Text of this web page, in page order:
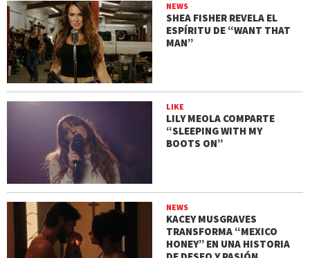
NEWS
SHEA FISHER REVELA EL
ESPÍRITU DE “WANT THAT
MAN”
LIKE
LILY MEOLA COMPARTE
“SLEEPING WITH MY
BOOTS ON”
NEWS
KACEY MUSGRAVES
TRANSFORMA “MEXICO
HONEY” EN UNA HISTORIA